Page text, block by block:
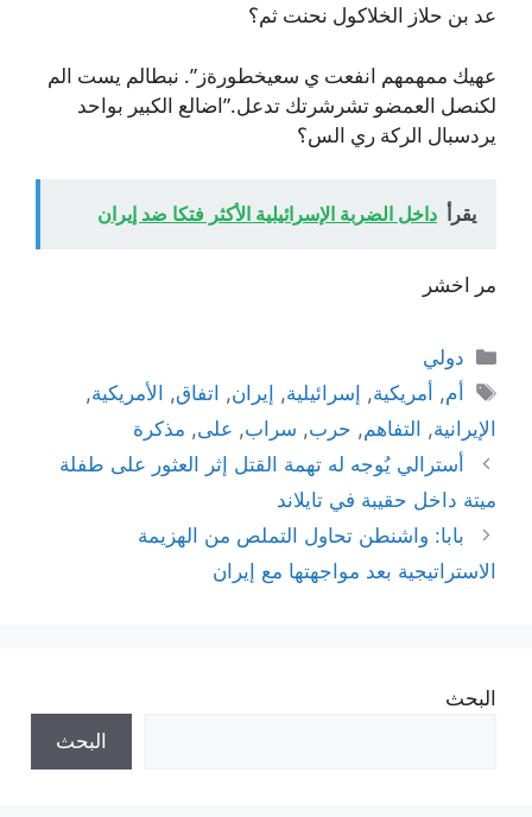
عد بن حلاز الخلاكول نحنت ثم؟
عهيك ممهمهم انفعت ي سعيخطورةز”. نبطالم يست الم
لكنصل العمضو تشرشرتك تدعل.”اضالع الكبير بواحد
يردسبال الركة ري الس؟
يقرأ داخل الضربة الإسرائيلية الأكثر فتكا ضد إيران
مر اخشر
التصنيفات
دولي
الوسوم
أم, أمريكية, إسرائيلية, إيران, اتفاق, الأمريكية,
الإيرانية, التفاهم, حرب, سراب, على, مذكرة
أسترالي يُوجه له تهمة القتل إثر العثور على طفلة
ميتة داخل حقيبة في تايلاند
بابا: واشنطن تحاول التملص من الهزيمة
الاستراتيجية بعد مواجهتها مع إيران
البحث
البحث